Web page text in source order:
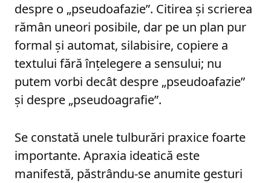
despre o „pseudoafazie”. Citirea şi scrierea
rămân uneori posibile, dar pe un plan pur
formal şi automat, silabisire, copiere a
textului fără înţelegere a sensului; nu
putem vorbi decât despre „pseudoafazie”
şi despre „pseudoagrafie”.
Se constată unele tulburări praxice foarte
importante. Apraxia ideatică este
manifestă, păstrându-se anumite gesturi